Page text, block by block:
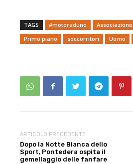
TAGS #motoraduno Associazione
Primo piano
soccorritori Uomo
ARTICOLO PRECEDENTE
Dopo la Notte Bianca dello
Sport, Pontedera ospita il
gemellaggio delle fanfare